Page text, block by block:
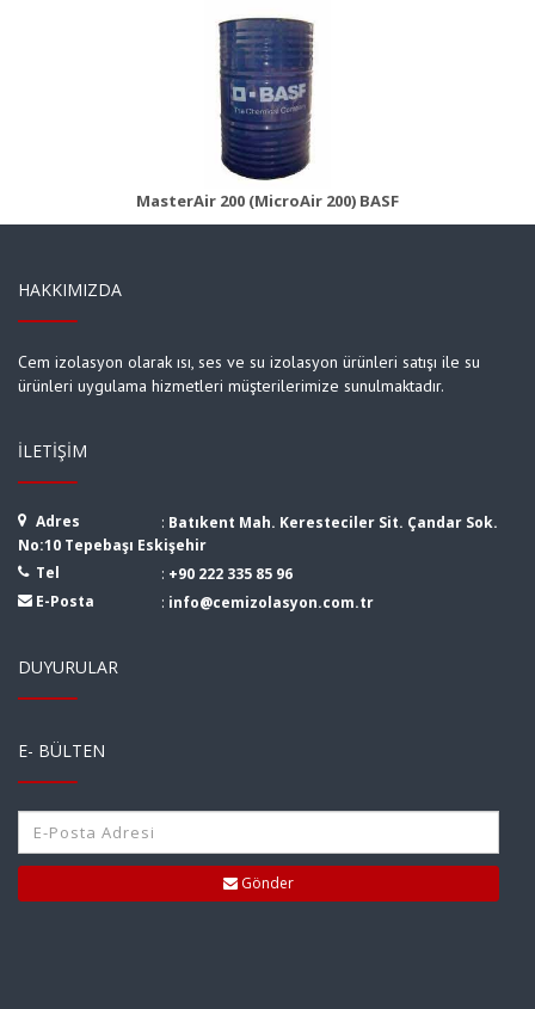
MasterAir 200 (MicroAir 200) BASF
MasterAir 200B (MicroAir 200B)
Ürün Detayı
HAKKIMIZDA
Cem izolasyon olarak ısı, ses ve su izolasyon ürünleri satışı ile su
ürünleri uygulama hizmetleri müşterilerimize sunulmaktadır.
İLETIŞIM
Adres : Batıkent Mah. Keresteciler Sit. Çandar Sok.
No:10 Tepebaşı Eskişehir
Tel
: +90 222 335 85 96
E-Posta
: info@cemizolasyon.com.tr
DUYURULAR
E- BÜLTEN
Gönder